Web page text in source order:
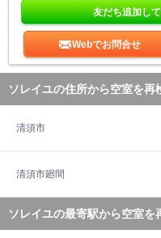
友だち追加し
Webでお問合せ
ソレイユの住所から空室を再
清須市
清須市廻間
ソレイユの最寄駅から空室を